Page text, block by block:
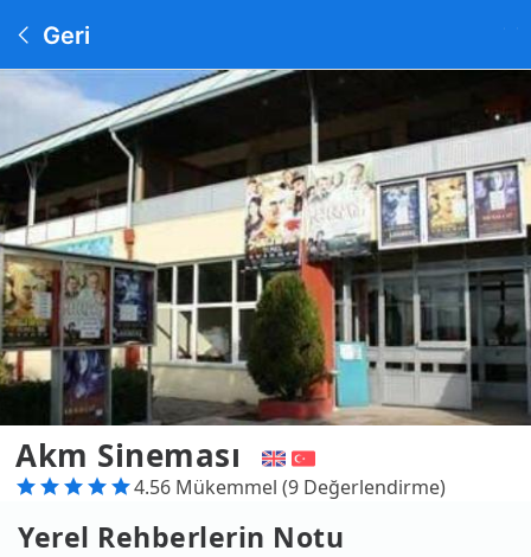
Geri
Akm Sineması
4.56 Mükemmel (9 Değerlendirme)
Yerel Rehberlerin Notu